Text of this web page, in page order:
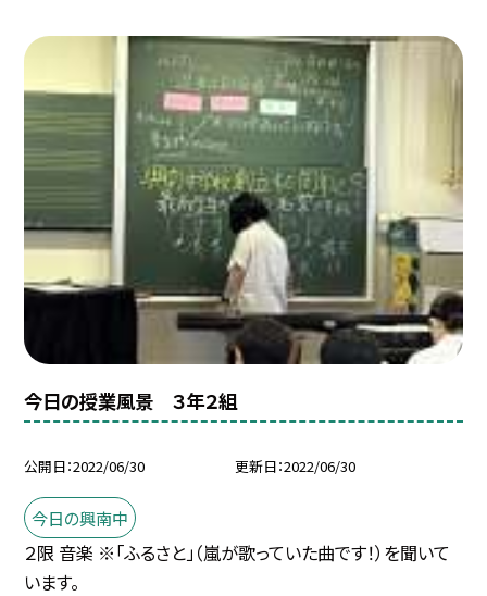
今日の授業風景 ３年２組
公開日 2022/06/30 更新日 2022/06/30
今日の興南中
２限 音楽 ※「ふるさと」（嵐が歌っていた曲です！）を聞いて
います。